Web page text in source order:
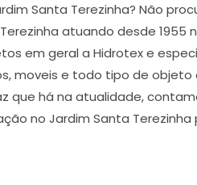
Santa Terezinha? Não
atuando desde 1955
em geral a Hidrotex e
moveis e todo tipo de
que há na atualidade,
no Jardim Santa